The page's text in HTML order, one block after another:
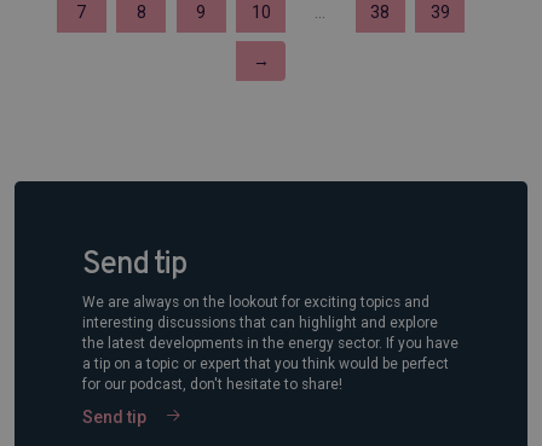
7 8 9 10 ... 38 39
→
Send tip
We are always on the lookout for exciting topics and
interesting discussions that can highlight and explore
the latest developments in the energy sector. If you have
a tip on a topic or expert that you think would be perfect
for our podcast, don't hesitate to share!
Send tip